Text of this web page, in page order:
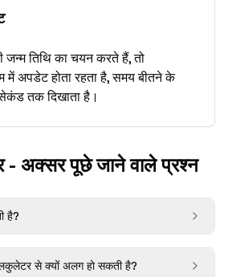
तिथि का चयन करते हैं, तो
अपडेट होता रहता है, समय बीतने के
तक दिखाता है।
पूछे जाने वाले प्रश्न
है?
से क्यों अलग हो सकती है?